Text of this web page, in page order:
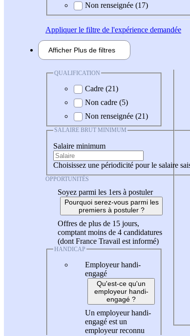
Non renseignée (17)
Appliquerle filtre de l'expérience demandée
Afficher Plus de filtres
QUALIFICATION
Cadre (21)
Non cadre (5)
Non renseignée (21)
SALAIRE BRUT MINIMUM
Salaire minimum
Choisissez une périodicité pour le salaire
OPPORTUNITÉS
Soyez parmi les 1ers à postuler
Pourquoi serez-vous parmi les
premiers à postuler ?
Offres de plus de 15 jours,
comptant moins de 4 candidatures
(dont France Travail est informé)
HANDICAP
Employeur handi-
engagé
Qu'est-ce qu'un
employeur handi-
engagé ?
Un employeur handi-
engagé est un
employeur reconnu